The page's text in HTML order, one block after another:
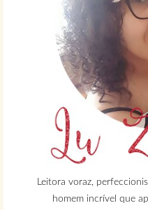
Leitora voraz,
homem incrível que